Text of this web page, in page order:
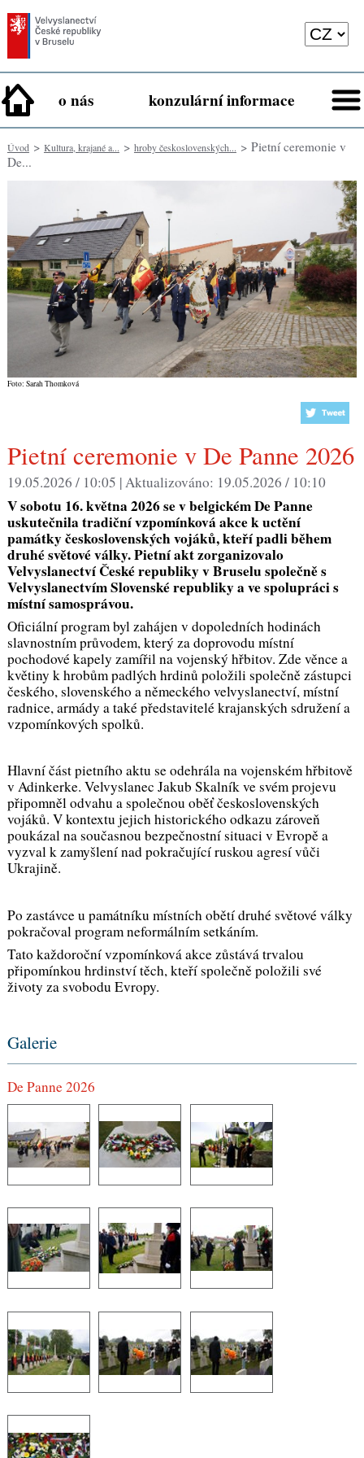
o nás konzulární informace
Úvod> Kultura, krajané a... > hroby československých... > Pietní ceremonie v
De...
Foto: Sarah Thomková
Pietní ceremonie v De Panne 2026
19.05.2026 / 10:05 |Aktualizováno: 19.05.2026 / 10:10
V sobotu 16. května 2026 se v belgickém De Panne
uskutečnila tradiční vzpomínková akce k uctění
památky československých vojáků, kteří padli během
druhé světové války. Pietní akt zorganizovalo
Velvyslanectví České republiky v Bruselu společně s
Velvyslanectvím Slovenské republiky a ve spolupráci s
místní samosprávou.
Oficiální program byl zahájen v dopoledních hodinách
slavnostním průvodem, který za doprovodu místní
pochodové kapely zamířil na vojenský hřbitov. Zde věnce a
květiny k hrobům padlých hrdinů položili společně zástupci
českého, slovenského a německého velvyslanectví, místní
radnice, armády a také představitelé krajanských sdružení a
vzpomínkových spolků.
Hlavní část pietního aktu se odehrála na vojenském hřbitově
v Adinkerke. Velvyslanec Jakub Skalník ve svém projevu
připomněl odvahu a společnou oběť československých
vojáků. V kontextu jejich historického odkazu zároveň
poukázal na současnou bezpečnostní situaci v Evropě a
vyzval k zamyšlení nad pokračující ruskou agresí vůči
Ukrajině.
Po zastávce u památníku místních obětí druhé světové války
pokračoval program neformálním setkáním.
Tato každoroční vzpomínková akce zůstává trvalou
připomínkou hrdinství těch, kteří společně položili své
životy za svobodu Evropy.
Galerie
De Panne 2026